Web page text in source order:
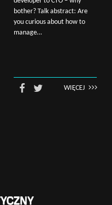
bother? Talk abstract: Are
you curious about how to
manage…
WIĘCEJ